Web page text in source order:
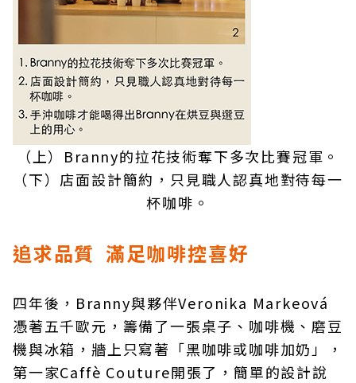
（上）Branny的拉花技術奪下多次比賽冠軍。
（下）店面設計簡約，只見職人認真地對待每一
杯咖啡。
追求品質 滿足咖啡控喜好
四年後，Branny與夥伴Veronika Markeová
憑著五千歐元，籌備了一張桌子、咖啡機、磨豆
機與冰箱，牆上只寫著「黑咖啡或咖啡加奶」，
第一家Caffè Couture開張了，簡單的設計說